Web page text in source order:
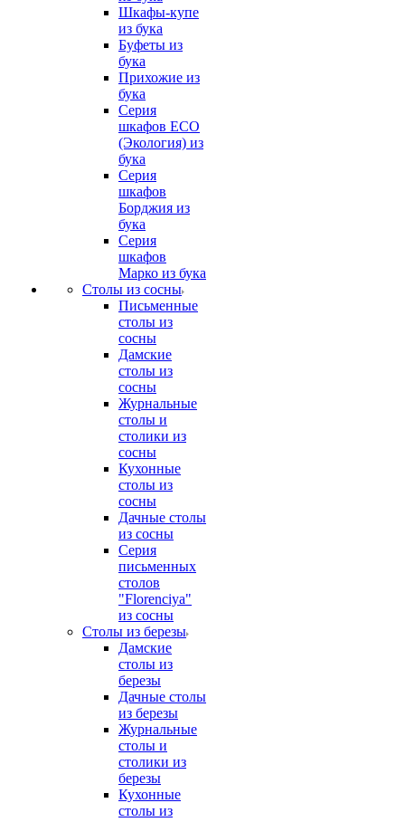
Шкафы-купе
из бука
Буфеты из
бука
Прихожие из
бука
Серия
шкафов ECO
(Экология) из
бука
Серия
шкафов
Борджия из
бука
Серия
шкафов
Марко из бука
Столы из сосны
Письменные
столы из
сосны
Дамские
столы из
сосны
Журнальные
столы и
столики из
сосны
Кухонные
столы из
сосны
Дачные столы
из сосны
Серия
письменных
столов
"Florenciya"
из сосны
Столы из березы
Дамские
столы из
березы
Дачные столы
из березы
Журнальные
столы и
столики из
березы
Кухонные
столы из